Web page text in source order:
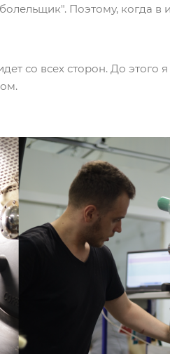
Поэтому, когда в
со всех сторон. До этого